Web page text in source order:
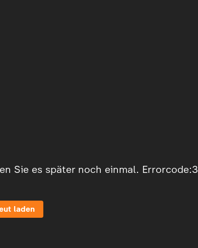
Sie es später noch einmal. Errorcode:3
laden